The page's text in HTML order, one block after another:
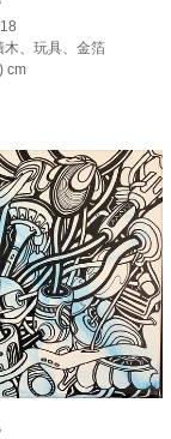
木、玩具、金箔
cm